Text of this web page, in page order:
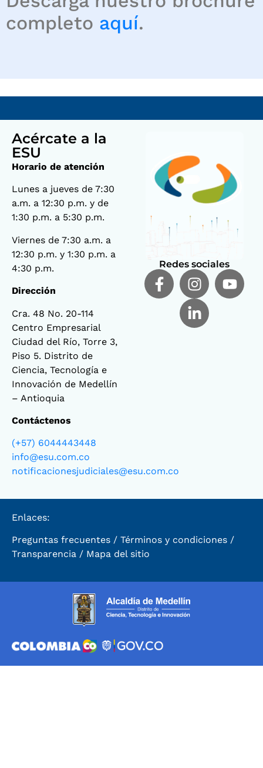
completo aquí.
Acércate a la
ESU
Horario de atención
Lunes a jueves de 7:30
a.m. a 12:30 p.m. y de
1:30 p.m. a 5:30 p.m.
Viernes de 7:30 a.m. a
12:30 p.m. y 1:30 p.m. a
4:30 p.m.
Dirección
Cra. 48 No. 20-114
Centro Empresarial
Ciudad del Río, Torre 3,
Piso 5. Distrito de
Ciencia, Tecnología e
Innovación de Medellín
– Antioquia
Contáctenos
(+57) 6044443448
info@esu.com.co
notificacionesjudiciales@esu.com.co
Redes sociales
Enlaces:
Preguntas frecuentes / Términos y condiciones /
Transparencia / Mapa del sitio